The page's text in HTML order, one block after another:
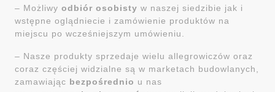
– Możliwy odbiór osobisty w naszej siedzibie jak i
wstępne oglądniecie i zamówienie produktów na
miejscu po wcześniejszym umówieniu.
– Nasze produkty sprzedaje wielu allegrowiczów oraz
coraz częściej widzialne są w marketach budowlanych,
zamawiając bezpośrednio u nas